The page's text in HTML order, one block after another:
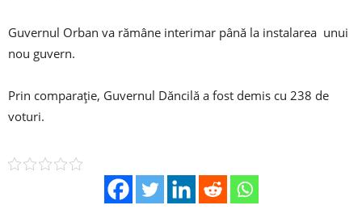
Guvernul Orban va rămâne interimar până la instalarea unui
nou guvern.
Prin comparație, Guvernul Dăncilă a fost demis cu 238 de
voturi.